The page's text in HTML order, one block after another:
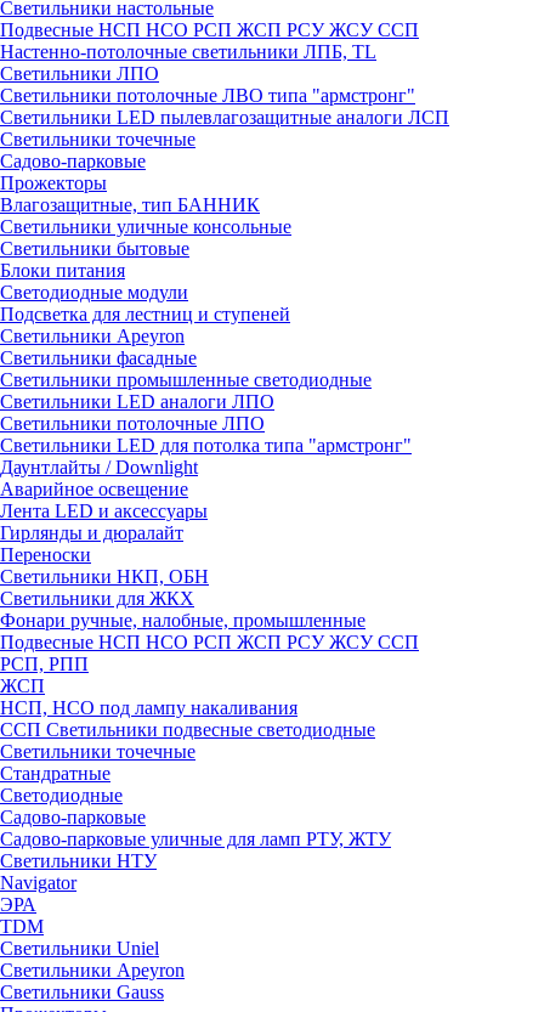
Светильники настольные
Подвесные НСП НСО РСП ЖСП РСУ ЖСУ ССП
Настенно-потолочные светильники ЛПБ, TL
Светильники ЛПО
Светильники потолочные ЛВО типа "армстронг"
Светильники LED пылевлагозащитные аналоги ЛСП
Светильники точечные
Садово-парковые
Прожекторы
Влагозащитные, тип БАННИК
Светильники уличные консольные
Светильники бытовые
Блоки питания
Светодиодные модули
Подсветка для лестниц и ступеней
Светильники Apeyron
Светильники фасадные
Светильники промышленные светодиодные
Светильники LED аналоги ЛПО
Светильники потолочные ЛПО
Светильники LED для потолка типа "армстронг"
Даунтлайты / Downlight
Аварийное освещение
Лента LED и аксессуары
Гирлянды и дюралайт
Переноски
Светильники НКП, ОБН
Светильники для ЖКХ
Фонари ручные, налобные, промышленные
Подвесные НСП НСО РСП ЖСП РСУ ЖСУ ССП
РСП, РПП
ЖСП
НСП, НСО под лампу накаливания
ССП Светильники подвесные светодиодные
Светильники точечные
Стандратные
Светодиодные
Садово-парковые
Садово-парковые уличные для ламп РТУ, ЖТУ
Светильники НТУ
Navigator
ЭРА
TDM
Светильники Uniel
Светильники Apeyron
Светильники Gauss